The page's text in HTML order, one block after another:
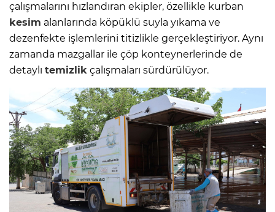
çalışmalarını hızlandıran ekipler, özellikle kurban
kesim alanlarında köpüklü suyla yıkama ve
dezenfekte işlemlerini titizlikle gerçekleştiriyor. Aynı
zamanda mazgallar ile çöp konteynerlerinde de
detaylı temizlik çalışmaları sürdürülüyor.